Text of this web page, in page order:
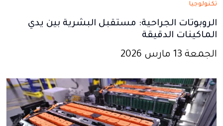
تكنولوجيا
الروبوتات الجراحية: مستقبل البشرية بين يدي
الماكينات الدقيقة
الجمعة 13 مارس 2026